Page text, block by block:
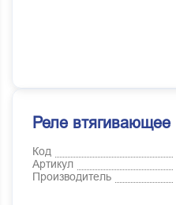
Реле втягивающее
Код
Артикул
Производитель